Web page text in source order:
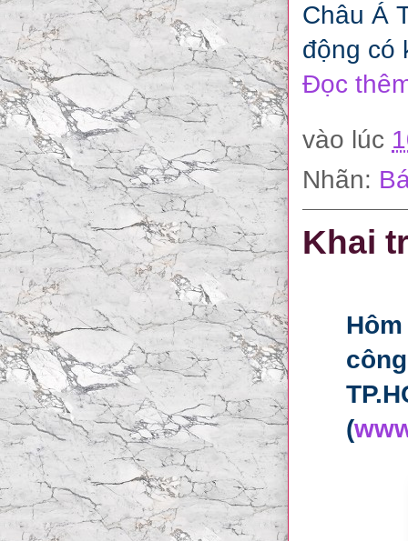
Châu Á
động có
Đọc
vào lúc
Nhãn:
Khai
(